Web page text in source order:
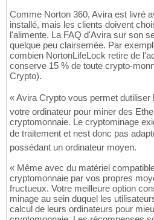
Comme Norton 360, Avira est livré
installé, mais les clients doivent
l'alimente. La FAQ d'Avira sur son
quelque peu clairsemée. Par
combien NortonLifeLock retire de
conserve 15 % de toute crypto-
Crypto).
« Avira Crypto vous permet dutiliser
votre ordinateur pour miner des
cryptomonnaie. Le cryptominage
de traitement et nest donc pas
possédant un ordinateur moyen.
« Même avec du matériel
cryptomonnaie par vos propres
fructueux. Votre meilleure option
minage au sein duquel les
calcul de leurs ordinateurs pour